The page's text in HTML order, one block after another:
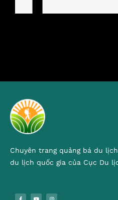
Chuyên trang quảng bá du
du lịch quốc gia của Cục Du